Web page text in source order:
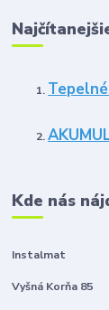
Kde nás
Instalmat
Vyšná Korňa 85